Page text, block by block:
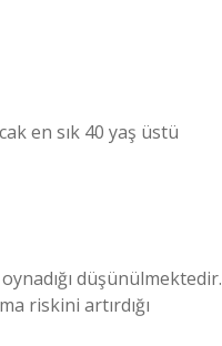
en sık 40 yaş üstü
düşünülmektedir.
riskini artırdığı